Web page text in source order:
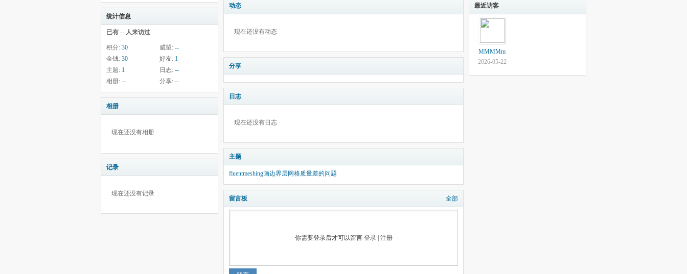
统计信息
已有 -- 人来访过
积分: 30 威望: --
金钱: 30 好友: 1
主题: 1 日志: --
相册: -- 分享: --
相册
现在还没有相册
记录
现在还没有记录
动态
现在还没有动态
分享
日志
现在还没有日志
主题
fluentmeshing画边界层网格质量差的问题
留言板 全部
你需要登录后才可以留言 登录| 注册
最近访客
MMMMm
2026-05-22